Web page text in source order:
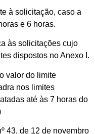
à solicitação, caso a
e 6 horas.
às solicitações cujo
dispostos no Anexo I.
valor do limite
nos limites
até às 7 horas do
43, de 12 de novembro